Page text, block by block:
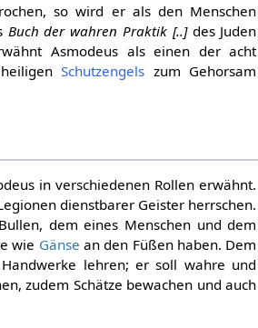
so wird er als den Menschen
Buch der wahren Praktik [..]des Juden
Asmodeus als einen der acht
heiligenSchutzengels zum Gehorsam
in verschiedenen Rollen erwähnt.
dienstbarer Geister herrschen.
dem eines Menschen und dem
wie Gänse an den Füßen haben. Dem
lehren; er soll wahre und
zudem Schätze bewachen und auch